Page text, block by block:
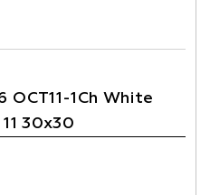
1Ch White
30x30